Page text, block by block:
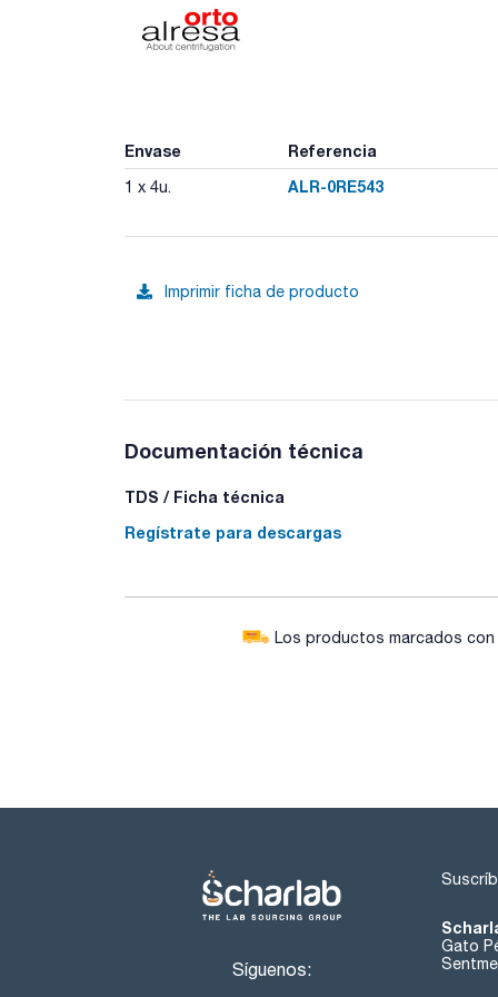
Envase Referencia
1 x 4u. ALR-0RE543
Imprimir ficha de producto
Documentación técnica
TDS / Ficha técnica
Regístrate para descargas
Los productos marcados
Síguenos:
Gato